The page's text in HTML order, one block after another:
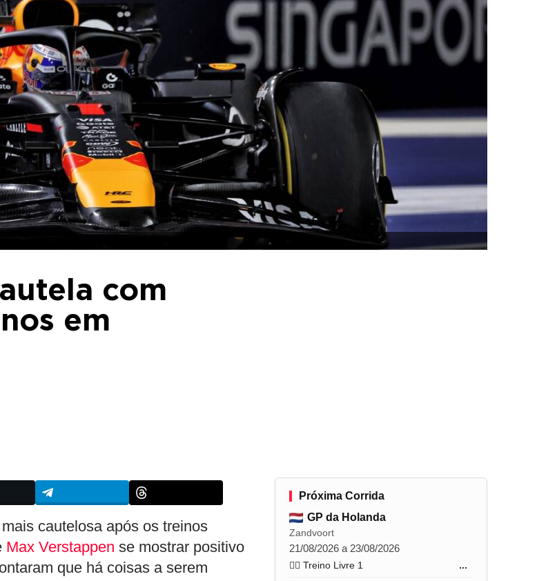
com
em
cautelosa após os treinos
Max Verstappen se mostrar positivo
que há coisas a serem
Próxima Corrida
GP da Holanda
Zandvoort
21/08/2026 a 23/08/2026
🏋️‍♂️ Treino Livre 1 ...